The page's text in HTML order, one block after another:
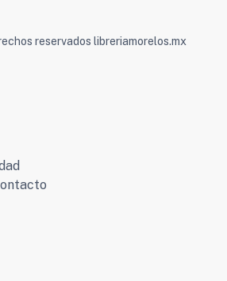
reservados libreriamorelos.mx